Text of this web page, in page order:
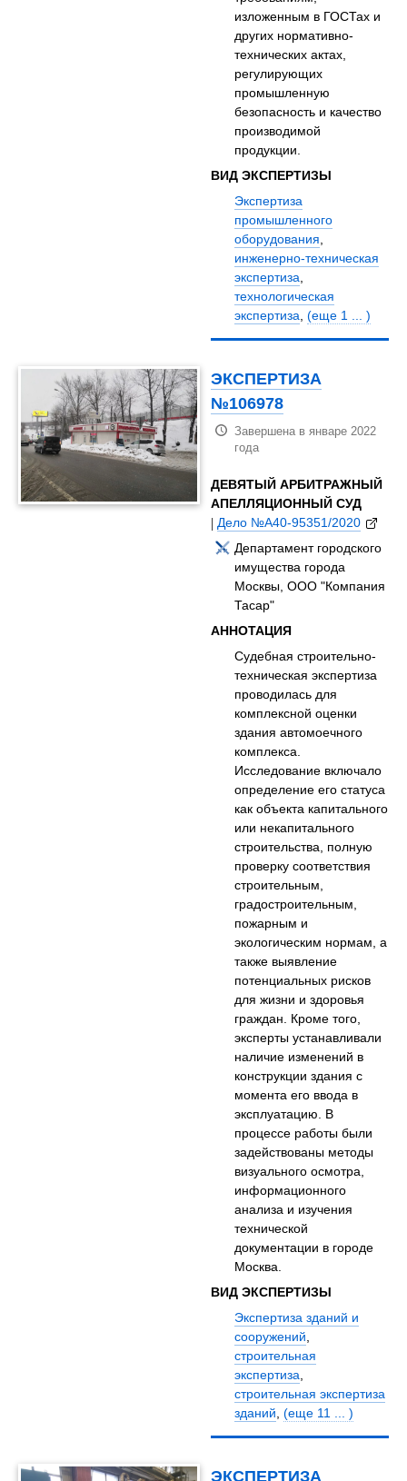
изложенным в ГОСТах и
других нормативно-
технических актах,
регулирующих
промышленную
безопасность и качество
производимой
продукции.
ВИД ЭКСПЕРТИЗЫ
Экспертиза
промышленного
оборудования,
инженерно-техническая
экспертиза,
технологическая
экспертиза,(еще 1 ... )
ЭКСПЕРТИЗА
№106978
Завершена в январе 2022
года
ДЕВЯТЫЙ АРБИТРАЖНЫЙ
АПЕЛЛЯЦИОННЫЙ СУД
|Дело №А40-95351/2020
Департамент городского
имущества города
Москвы, ООО "Компания
Тасар"
АННОТАЦИЯ
Судебная строительно-
техническая экспертиза
проводилась для
комплексной оценки
здания автомоечного
комплекса.
Исследование включало
определение его статуса
как объекта капитального
или некапитального
строительства, полную
проверку соответствия
строительным,
градостроительным,
пожарным и
экологическим нормам, а
также выявление
потенциальных рисков
для жизни и здоровья
граждан. Кроме того,
эксперты устанавливали
наличие изменений в
конструкции здания с
момента его ввода в
эксплуатацию. В
процессе работы были
задействованы методы
визуального осмотра,
информационного
анализа и изучения
технической
документации в городе
Москва.
ВИД ЭКСПЕРТИЗЫ
Экспертиза зданий и
сооружений,
строительная
экспертиза,
строительная экспертиза
зданий,(еще 11 ... )
ЭКСПЕРТИЗА